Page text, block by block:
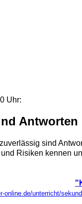
Uhr:
sind
Risiken kennen
online.de/unterricht/